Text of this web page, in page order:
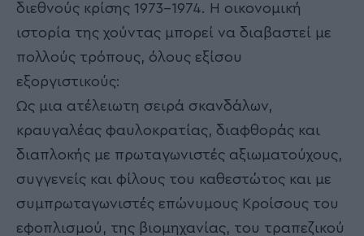
διεθνούς κρίσης 1973-1974. Η οικονομική
ιστορία της χούντας μπορεί να διαβαστεί με
πολλούς τρόπους, όλους εξίσου
εξοργιστικούς:
Ως μια ατέλειωτη σειρά σκανδάλων,
κραυγαλέας φαυλοκρατίας, διαφθοράς και
διαπλοκής με πρωταγωνιστές αξιωματούχους,
συγγενείς και φίλους του καθεστώτος και με
συμπρωταγωνιστές επώνυμους Κροίσους του
εφοπλισμού, της βιομηχανίας, του τραπεζικού